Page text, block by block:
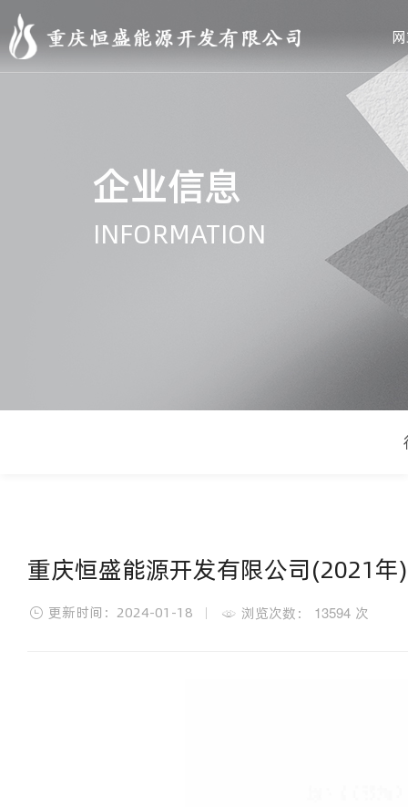
企业信息
INFORMATION
重庆恒盛能源开发有限公司(2021年
更新时间：2024-01-18 浏览次数： 13594 次